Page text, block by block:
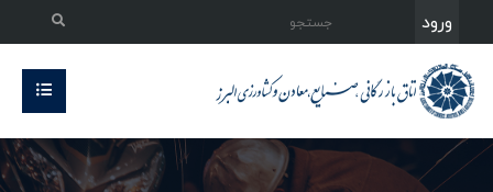
ورود